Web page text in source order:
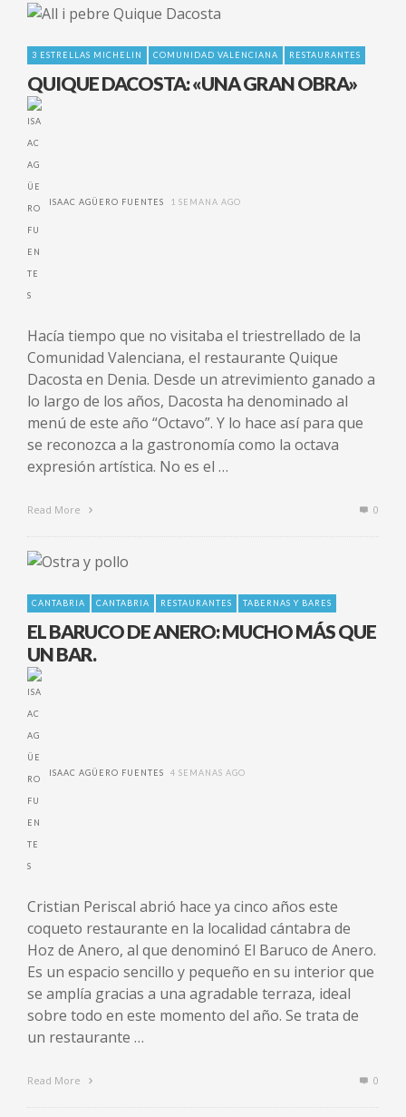
3 ESTRELLAS MICHELIN COMUNIDAD VALENCIANA RESTAURANTES
QUIQUE DACOSTA: «UNA GRAN OBRA»
ISAAC AGÜERO FUENTES 1 SEMANA AGO
Hacía tiempo que no visitaba el triestrellado de la
Comunidad Valenciana, el restaurante Quique
Dacosta en Denia. Desde un atrevimiento ganado a
lo largo de los años, Dacosta ha denominado al
menú de este año “Octavo”. Y lo hace así para que
se reconozca a la gastronomía como la octava
expresión artística. No es el …
Read More 0
CANTABRIA CANTABRIA RESTAURANTES TABERNAS Y BARES
EL BARUCO DE ANERO: MUCHO MÁS QUE
UN BAR.
ISAAC AGÜERO FUENTES 4 SEMANAS AGO
Cristian Periscal abrió hace ya cinco años este
coqueto restaurante en la localidad cántabra de
Hoz de Anero, al que denominó El Baruco de Anero.
Es un espacio sencillo y pequeño en su interior que
se amplía gracias a una agradable terraza, ideal
sobre todo en este momento del año. Se trata de
un restaurante …
Read More 0